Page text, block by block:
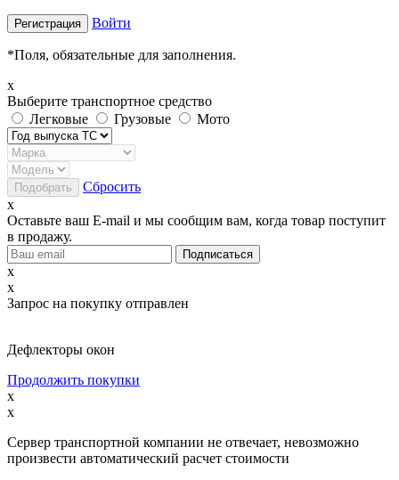
Войти
*Поля, обязательные для заполнения.
x
Выберите транспортное средство
Легковые
Грузовые Мото
Сбросить
x
Оставьте ваш E-mail и мы сообщим вам, когда товар поступит
в продажу.
x
x
Запрос на покупку отправлен
Дефлекторы окон
Продолжить покупки
x
x
Сервер транспортной компании не отвечает, невозможно
произвести автоматический расчет стоимости